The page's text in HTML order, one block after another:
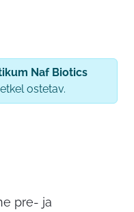
Naf Biotics
ostetav.
pre- ja